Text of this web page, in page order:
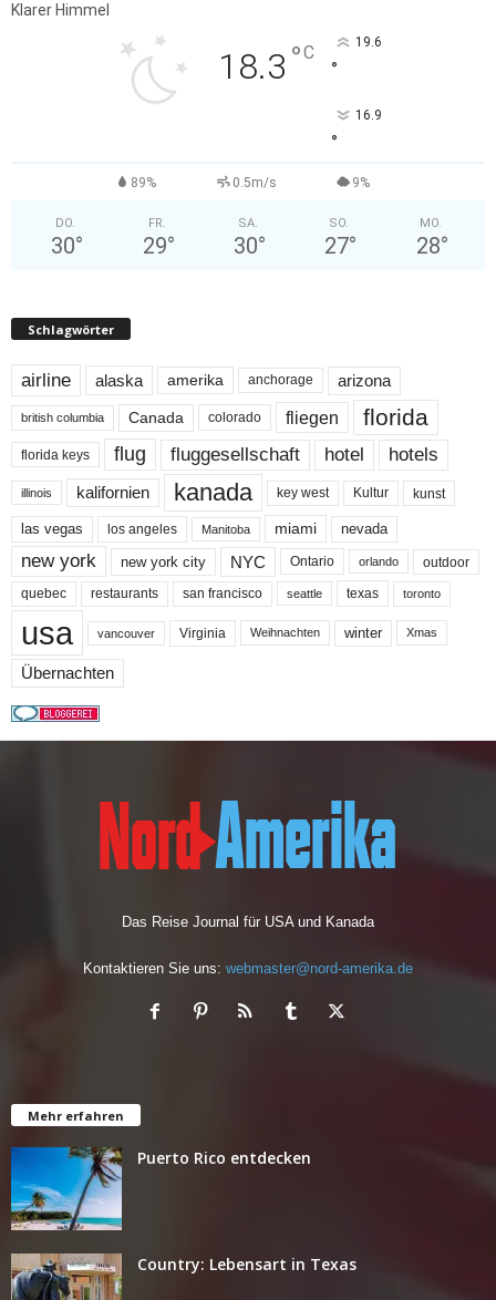
Klarer Himmel
18.3 °C 19.6
°
16.9
°
89% 0.5m/s 9%
DO.
30°
FR.
29°
SA.
30°
SO.
27°
MO.
28°
Schlagwörter
airline alaska amerika anchorage arizona
british columbia Canada colorado fliegen florida
florida keys flug fluggesellschaft hotel hotels
illinois kalifornien kanada key west Kultur kunst
las vegas los angeles Manitoba miami nevada
new york new york city NYC Ontario orlando outdoor
quebec restaurants san francisco seattle texas toronto
usa vancouver Virginia Weihnachten winter Xmas
Übernachten
Das Reise Journal für USA und Kanada
Kontaktieren Sie uns: webmaster@nord-amerika.de
Mehr erfahren
Puerto Rico entdecken
Country: Lebensart in Texas